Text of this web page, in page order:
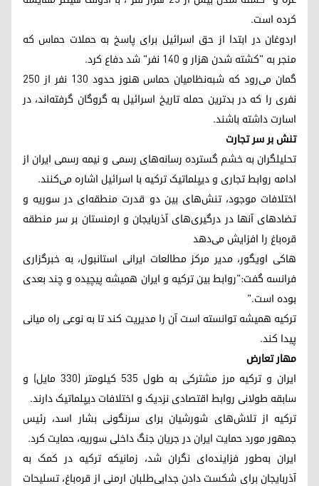
کرده است.
اردوغان در ابتدا از حق اسرائیل برای پاسخ به حملات حماس که
منجر به "کشته شدن هزار و ١٤٠ نفر" شد دفاع کرد.
گمان می‌رود که شبه‌نظامیان حماس هنوز حدود ١٣٠ نفر از ٢٥٠
نفری را که در بدترین حمله تاریخ اسرائیل به گروگان گرفته‌اند، در
اسارت داشته باشند.
تنش بر سر تجارت
تحلیلگران به خشم گسترده رسانه‌های رسمی و نیمه رسمی ایران از
ادامه روابط تجاری و دیپلماتیک ترکیه با اسرائیل اشاره می‌کنند.
اختلافات موجود، تنش‌های بین دو قدرت منطقه‌ای در سوریه و
تضادهای آنها در درگیری‌های آذربایجان و ارمنستان بر سر منطقه
قره‌باغ را افزایش می‌دهد
هاکی اویگور، مدیر مرکز مطالعات ایرانی استانبول، به خبرگزاری
فرانسه گفت:"روابط بین ترکیه و ایران همیشه پیچیده و چند بعدی
بوده است."
ترکیه همیشه توانسته است آن را مدیریت کند تا به نوعی راه میانی
پیدا کند.
مهار تعارض
ایران و ترکیه مرز مشترکی به طول ٥٣٥ کیلومتر (٣٣٠ مایل) و
سابقه طولانی روابط اقتصادی نزدیک و اختلافات دیپلماتیک دارند.
ترکیه از تلاش‌های شورشیان برای سرنگونی بشار اسد، رئیس
جمهور مورد حمایت ایران در جریان جنگ داخلی سوریه، حمایت کرد.
ایران به‌طور فزاینده‌ای نگران شد، زمانیکه ترکیه در کمک به
آذربایجان برای شکست دادن جدایی‌طلبان ارمنی از قره‌باغ، تسلیحات